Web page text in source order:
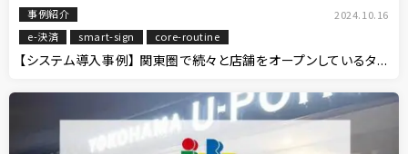
事例紹介
2024.10.16
e-決済
smart-sign core-routine
【システム導入事例】 関東圏で続々と店舗をオープンしているタ...